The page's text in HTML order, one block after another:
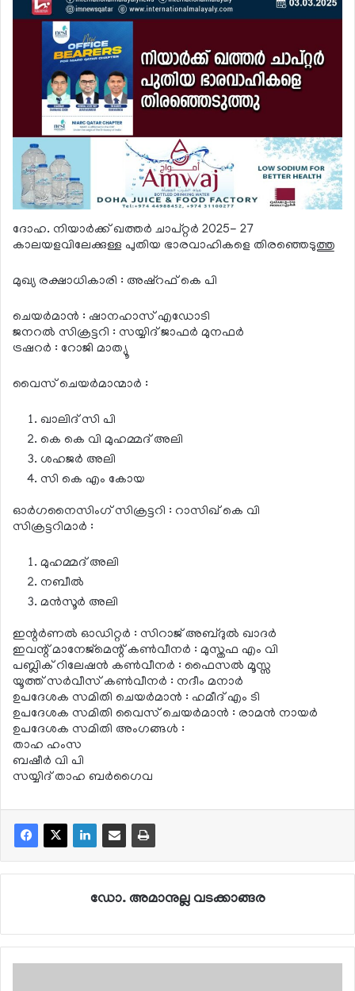
ദോഹ. നിയാര്‍ക്ക് ഖത്തര്‍ ചാപ്റ്റര്‍ 2025- 27
കാലയളവിലേക്കുള്ള പുതിയ ഭാരവാഹികളെ തിരഞ്ഞെടുത്തു
മുഖ്യ രക്ഷാധികാരി : അഷ്റഫ് കെ പി
ചെയര്‍മാന്‍ : ഷാനഹാസ് എഡോടി
ജനറല്‍ സിക്രട്ടറി : സയ്യിദ് ജാഫര്‍ മുനഫര്‍
ട്രഷറര്‍ : റോജി മാത്യൂ
വൈസ് ചെയര്‍മാന്മാര്‍ :
ഖാലിദ് സി പി
കെ കെ വി മുഹമ്മദ് അലി
ശഹജര്‍ അലി
സി കെ എം കോയ
ഓര്‍ഗനൈസിംഗ് സിക്രട്ടറി : റാസിഖ് കെ വി
സിക്രട്ടറിമാര്‍ :
മുഹമ്മദ് അലി
നബീല്‍
മന്‍സൂര്‍ അലി
ഇന്റര്‍ണല്‍ ഓഡിറ്റര്‍ : സിറാജ് അബ്ദുല്‍ ഖാദര്‍
ഇവന്റ് മാനേജ്‌മെന്റ് കണ്‍വീനര്‍ : മുസ്തഫ എം വി
പബ്ലിക് റിലേഷന്‍ കണ്‍വീനര്‍ : ഫൈസല്‍ മൂസ്സ
യൂത്ത് സര്‍വീസ് കണ്‍വീനര്‍ : നദീം മനാര്‍
ഉപദേശക സമിതി ചെയര്‍മാന്‍ : ഹമീദ് എം ടി
ഉപദേശക സമിതി വൈസ് ചെയര്‍മാന്‍ : രാമന്‍ നായര്‍
ഉപദേശക സമിതി അംഗങ്ങള്‍ :
താഹ ഹംസ
ബഷീര്‍ വി പി
സയ്യിദ് താഹ ബര്‍ഗൈവ
ഡോ. അമാനുല്ല വടക്കാങ്ങര